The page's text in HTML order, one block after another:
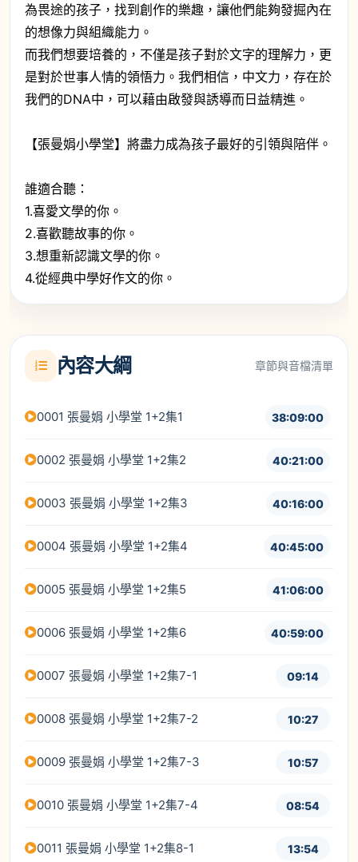
為畏途的孩子，找到創作的樂趣，讓他們能夠發掘內在
的想像力與組織能力。
而我們想要培養的，不僅是孩子對於文字的理解力，更
是對於世事人情的領悟力。我們相信，中文力，存在於
我們的DNA中，可以藉由啟發與誘導而日益精進。
【張曼娟小學堂】將盡力成為孩子最好的引領與陪伴。
誰適合聽：
1.喜愛文學的你。
2.喜歡聽故事的你。
3.想重新認識文學的你。
4.從經典中學好作文的你。
內容大綱 章節與音檔清單
0001 張曼娟 小學堂 1+2集1 38:09:00
0002 張曼娟 小學堂 1+2集2 40:21:00
0003 張曼娟 小學堂 1+2集3 40:16:00
0004 張曼娟 小學堂 1+2集4 40:45:00
0005 張曼娟 小學堂 1+2集5 41:06:00
0006 張曼娟 小學堂 1+2集6 40:59:00
0007 張曼娟 小學堂 1+2集7-1 09:14
0008 張曼娟 小學堂 1+2集7-2 10:27
0009 張曼娟 小學堂 1+2集7-3 10:57
0010 張曼娟 小學堂 1+2集7-4 08:54
0011 張曼娟 小學堂 1+2集8-1 13:54